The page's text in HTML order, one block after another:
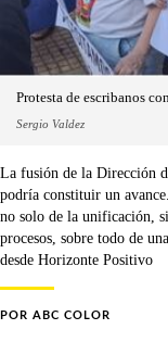
Protesta de escribanos
Sergio Valdez
La fusión de la Dirección
podría constituir un
no solo de la unificación,
procesos, sobre todo de
desde Horizonte Positivo
POR ABC COLOR